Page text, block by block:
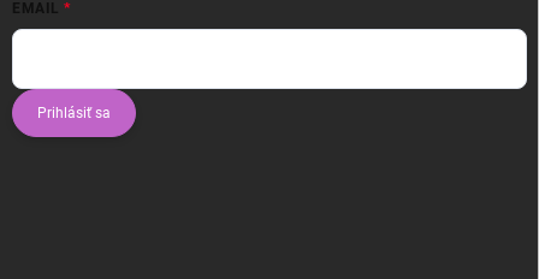
EMAIL
Prihlásiť sa